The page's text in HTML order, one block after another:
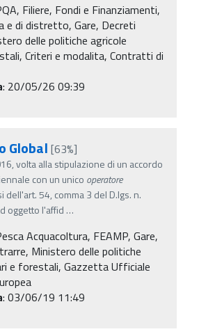
Filiere, Fondi e Finanziamenti,
e di distretto, Gare, Decreti
delle politiche agricole
Criteri e modalita, Contratti di
: 20/05/26 09:39
Global [63%]
volta alla stipulazione di un accordo
con un unico operatore
dell'art. 54, comma 3 del D.lgs. n.
oggetto l'affid …
Acquacoltura, FEAMP, Gare,
Ministero delle politiche
e forestali, Gazzetta Ufficiale
: 03/06/19 11:49